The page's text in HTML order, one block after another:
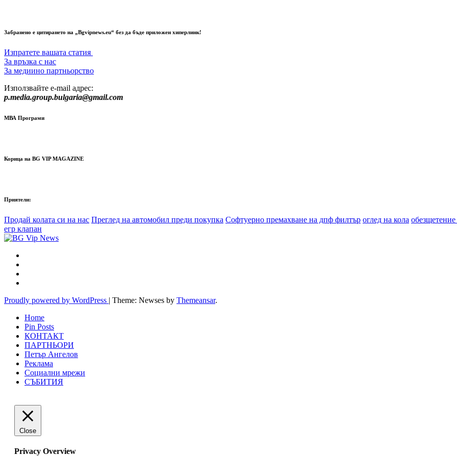
Забранено е цитирането на „Bgvipnews.eu“ без да бъде приложен хиперлинк!
Изпратете вашата статия
За връзка с нас
За медиино партньорство
Използвайте e-mail адрес:
p.media.group.bulgaria@gmail.com
МВА Програми
Корица на BG VIP MAGAZINE
Приятели:
Продай колата си на нас Преглед на автомобил преди покупка Софтуерно премахване на дпф филтър оглед на кола
егр клапан
Proudly powered by WordPress | Theme: Newses by Themeansar.
Home
Pin Posts
КОНТАКТ
ПАРТНЬОРИ
Петър Ангелов
Реклама
Социални мрежи
СЪБИТИЯ
Close
Privacy Overview